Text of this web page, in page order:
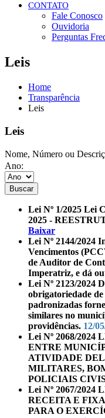
CONTATO
Fale Conosco
Ouvidoria
Perguntas
Leis
Home
Transparência
Leis
Leis
Nome, Número ou
Ano:
Buscar
Lei Nº 1/2025 Lei
2025 -
Baixar
Lei Nº 2144/2024
Vencimentos
de Auditor de
Imperatriz, e dá
Lei Nº 2123/2024
obrigatoriedade de
padronizadas
similares no
providências. 12/
Lei Nº 2068/2024
ENTRE
ATIVIDADE
MILITARES,
POLICIAIS
Lei Nº 2067/2024
RECEITA E
PARA O